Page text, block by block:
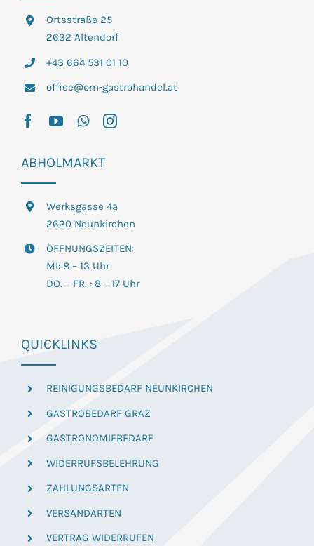
Ortsstraße 25
2632 Altendorf
+43 664 531 01 10
office@om-gastrohandel.at
ABHOLMARKT
Werksgasse 4a
2620 Neunkirchen
ÖFFNUNGSZEITEN:
MI: 8 – 13 Uhr
DO. – FR. : 8 – 17 Uhr
QUICKLINKS
REINIGUNGSBEDARF NEUNKIRCHEN
GASTROBEDARF GRAZ
GASTRONOMIEBEDARF
WIDERRUFSBELEHRUNG
ZAHLUNGSARTEN
VERSANDARTEN
VERTRAG WIDERRUFEN